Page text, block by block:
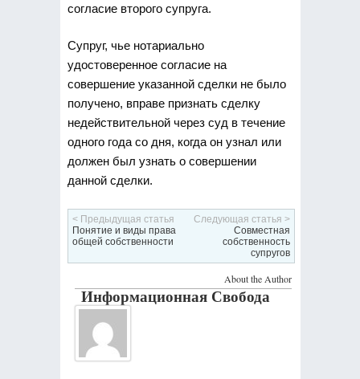
согласие второго супруга.
Супруг, чье нотариально
удостоверенное согласие на
совершение указанной сделки не было
получено, вправе признать сделку
недействительной через суд в течение
одного года со дня, когда он узнал или
должен был узнать о совершении
данной сделки.
< Предыдущая статья
Понятие и виды права
общей собственности
Следующая статья >
Совместная
собственность
супругов
About the Author
Информационная Свобода